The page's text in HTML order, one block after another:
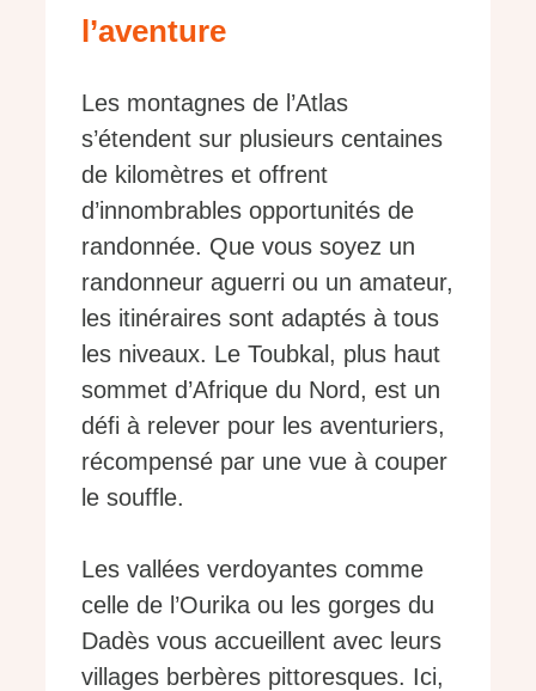
l’aventure
Les montagnes de l’Atlas
s’étendent sur plusieurs centaines
de kilomètres et offrent
d’innombrables opportunités de
randonnée. Que vous soyez un
randonneur aguerri ou un amateur,
les itinéraires sont adaptés à tous
les niveaux. Le Toubkal, plus haut
sommet d’Afrique du Nord, est un
défi à relever pour les aventuriers,
récompensé par une vue à couper
le souffle.
Les vallées verdoyantes comme
celle de l’Ourika ou les gorges du
Dadès vous accueillent avec leurs
villages berbères pittoresques. Ici,